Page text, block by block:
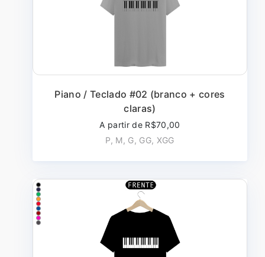
Piano / Teclado #02 (branco + cores
claras)
A partir de R$70,00
P, M, G, GG, XGG